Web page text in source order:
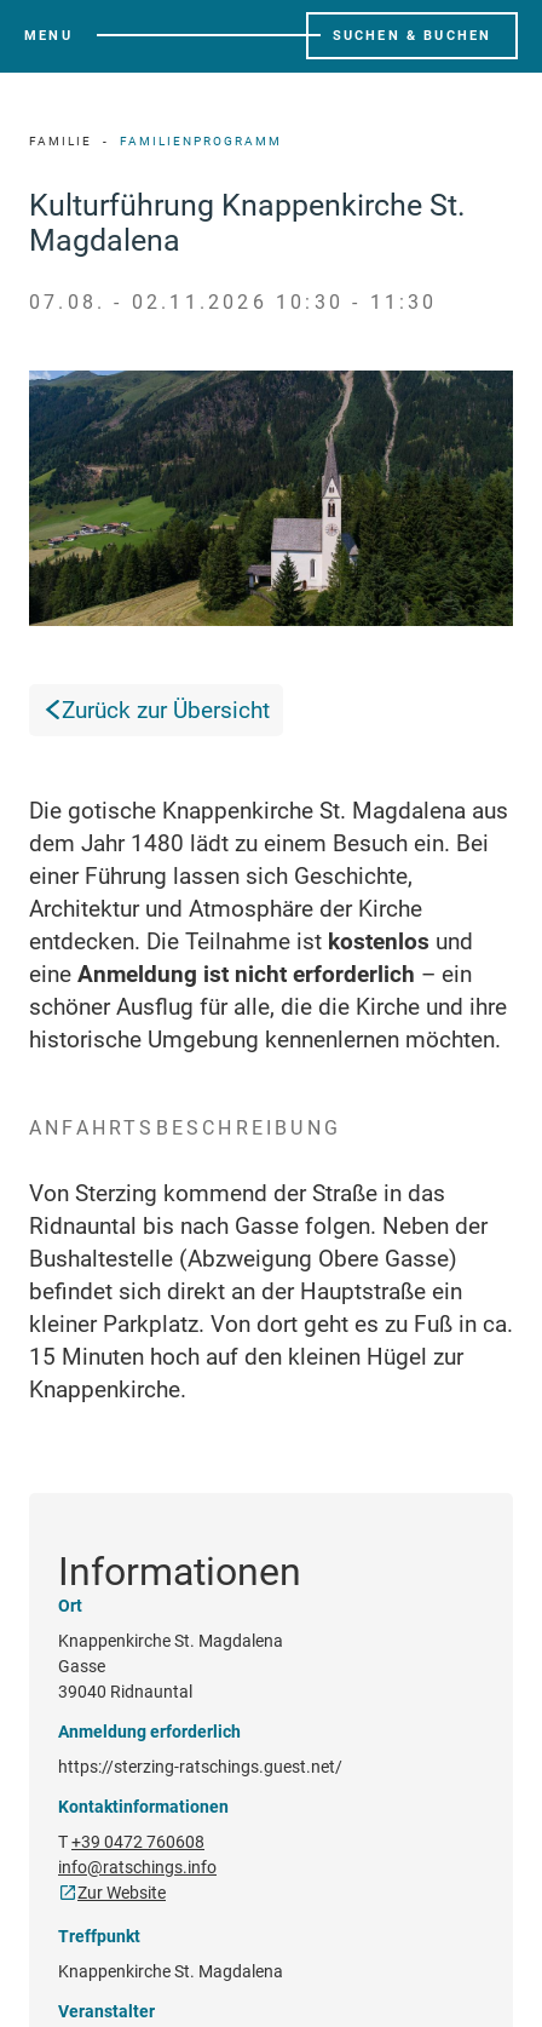
MENU SUCHEN & BUCHEN
FAMILIE FAMILIENPROGRAMM
Kulturführung Knappenkirche St.
Magdalena
07.08. - 02.11.2026 10:30 - 11:30
Zurück zur Übersicht
Die gotische Knappenkirche St. Magdalena aus
dem Jahr 1480 lädt zu einem Besuch ein. Bei
einer Führung lassen sich Geschichte,
Architektur und Atmosphäre der Kirche
entdecken. Die Teilnahme ist kostenlos und
eine Anmeldung ist nicht erforderlich – ein
schöner Ausflug für alle, die die Kirche und ihre
historische Umgebung kennenlernen möchten.
ANFAHRTSBESCHREIBUNG
Von Sterzing kommend der Straße in das
Ridnauntal bis nach Gasse folgen. Neben der
Bushaltestelle (Abzweigung Obere Gasse)
befindet sich direkt an der Hauptstraße ein
kleiner Parkplatz. Von dort geht es zu Fuß in ca.
15 Minuten hoch auf den kleinen Hügel zur
Knappenkirche.
Informationen
Ort
Knappenkirche St. Magdalena
Gasse
39040 Ridnauntal
Anmeldung erforderlich
https://sterzing-ratschings.guest.net/
Kontaktinformationen
T+39 0472 760608
info@ratschings.info
Zur Website
Treffpunkt
Knappenkirche St. Magdalena
Veranstalter